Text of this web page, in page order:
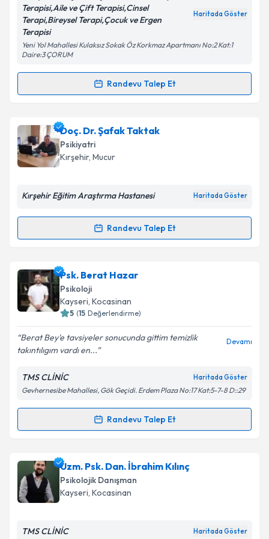
kapsamda işlenmesini kabul ediyorum.
Takvim Talebini Gönder
Terapisi,Aile ve Çift Terapisi,Cinsel
Terapi,Bireysel Terapi,Çocuk ve Ergen
Terapisi
Haritada Göster
Yeni Yol Mahallesi Kulaksız Sokak Öz Korkmaz Apartmanı No:2 Kat:1
Daire:3 ÇORUM
Randevu Talep Et
Randevu Takvimi Talebi
Uzm. Psk. Mine Aydemiriçin randevu takvimi talebi
oluşturun. Size bu uzmandan randevu almanız için bir
takvim hazırlandığında e-posta ile bilgilendireceğiz.
Kişisel verilerimin işlenmesine ilişkinAydınlatma
Takvim Talebini Gönder
Doç. Dr. Şafak Taktak
Psikiyatri
Kırşehir, Mucur
Kırşehir Eğitim Araştırma Hastanesi Haritada Göster
Randevu Talep Et
Randevu Takvimi Talebi
Doç. Dr. Şafak Taktakiçin randevu takvimi talebi
oluşturun. Size bu uzmandan randevu almanız için bir
takvim hazırlandığında e-posta ile bilgilendireceğiz.
Kişisel verilerimin işlenmesine ilişkin
Aydınlatma
Metni'ni okudum ve kişisel verilerimin belirtilen
kapsamda işlenmesini kabul ediyorum.
Psk. Berat Hazar
Psikoloji
Kayseri, Kocasinan
5 (15 Değerlendirme)
Berat Bey'e tavsiyeler sonucunda gittim temizlik
takıntılıgım vardı en...
Devamı
TMS CLİNİC Haritada Göster
Gevhernesibe Mahallesi, Gök Geçidi. Erdem Plaza No:17 Kat:5-7-8 D::29
Randevu Talep Et
Randevu Takvimi Talebi
Psk. Berat Hazariçin randevu takvimi talebi
oluşturun. Size bu uzmandan randevu almanız için bir
takvim hazırlandığında e-posta ile bilgilendireceğiz.
Uzm. Psk. Dan. İbrahim Kılınç
Psikolojik Danışman
Kayseri, Kocasinan
TMS CLİNİC Haritada Göster